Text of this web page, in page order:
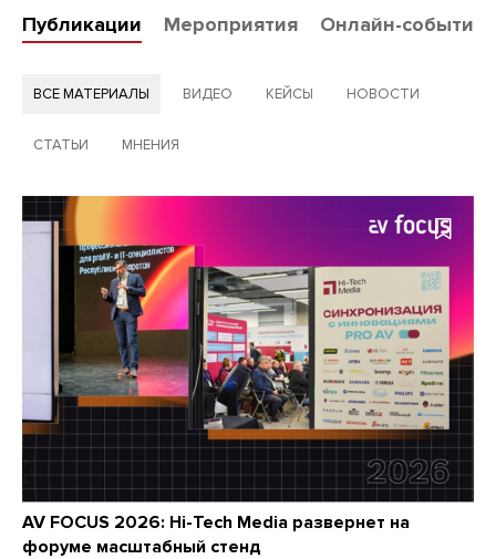
Публикации Мероприятия Онлайн-события
ВСЕ МАТЕРИАЛЫ ВИДЕО КЕЙСЫ НОВОСТИ
СТАТЬИ МНЕНИЯ
AV FOCUS 2026: Hi-Tech Media развернет на
форуме масштабный стенд